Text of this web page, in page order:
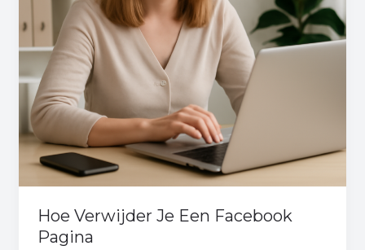
Hoe Verwijder Je Een Facebook
Pagina